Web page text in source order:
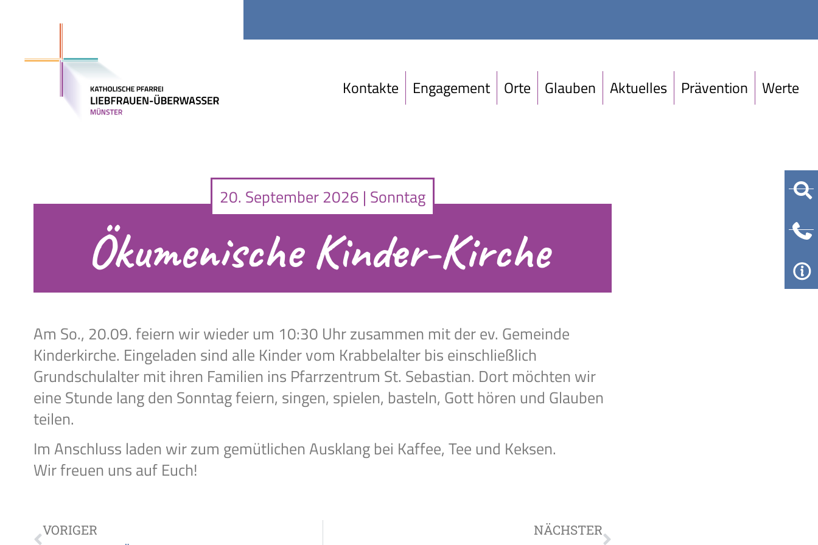
Kontakte Engagement Orte Glauben Aktuelles Prävention Werte
20. September 2026 | Sonntag
Ökumenische Kinder-Kirche
Am So., 20.09. feiern wir wieder um 10:30 Uhr zusammen mit der ev. Gemeinde
Kinderkirche. Eingeladen sind alle Kinder vom Krabbelalter bis einschließlich
Grundschulalter mit ihren Familien ins Pfarrzentrum St. Sebastian. Dort möchten wir
eine Stunde lang den Sonntag feiern, singen, spielen, basteln, Gott hören und Glauben
teilen.
Im Anschluss laden wir zum gemütlichen Ausklang bei Kaffee, Tee und Keksen.
Wir freuen uns auf Euch!
VORIGER NÄCHSTER